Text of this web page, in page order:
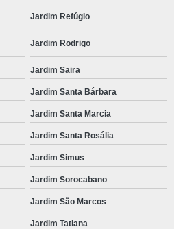
Jardim Refúgio
Jardim Rodrigo
Jardim Saira
Jardim Santa Bárbara
Jardim Santa Marcia
Jardim Santa Rosália
Jardim Simus
Jardim Sorocabano
Jardim São Marcos
Jardim Tatiana